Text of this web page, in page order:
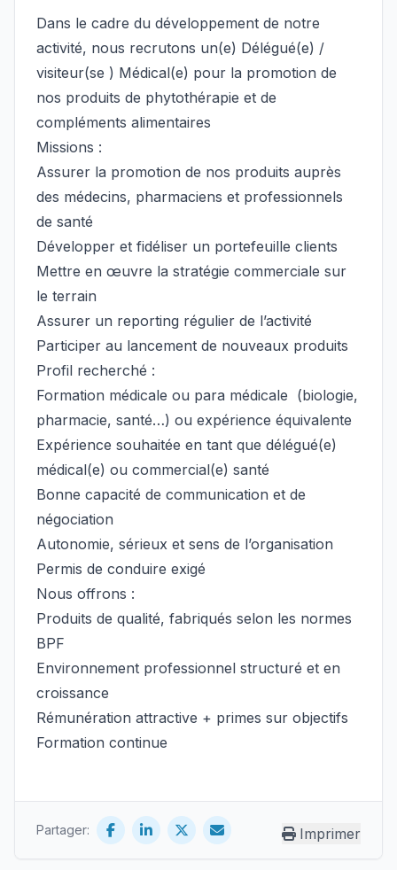
Dans le cadre du développement de notre
activité, nous recrutons un(e) Délégué(e) /
visiteur(se ) Médical(e) pour la promotion de
nos produits de phytothérapie et de
compléments alimentaires
Missions :
Assurer la promotion de nos produits auprès
des médecins, pharmaciens et professionnels
de santé
Développer et fidéliser un portefeuille clients
Mettre en œuvre la stratégie commerciale sur
le terrain
Assurer un reporting régulier de l’activité
Participer au lancement de nouveaux produits
Profil recherché :
Formation médicale ou para médicale (biologie,
pharmacie, santé…) ou expérience équivalente
Expérience souhaitée en tant que délégué(e)
médical(e) ou commercial(e) santé
Bonne capacité de communication et de
négociation
Autonomie, sérieux et sens de l’organisation
Permis de conduire exigé
Nous offrons :
Produits de qualité, fabriqués selon les normes
BPF
Environnement professionnel structuré et en
croissance
Rémunération attractive + primes sur objectifs
Formation continue
Partager: Imprimer